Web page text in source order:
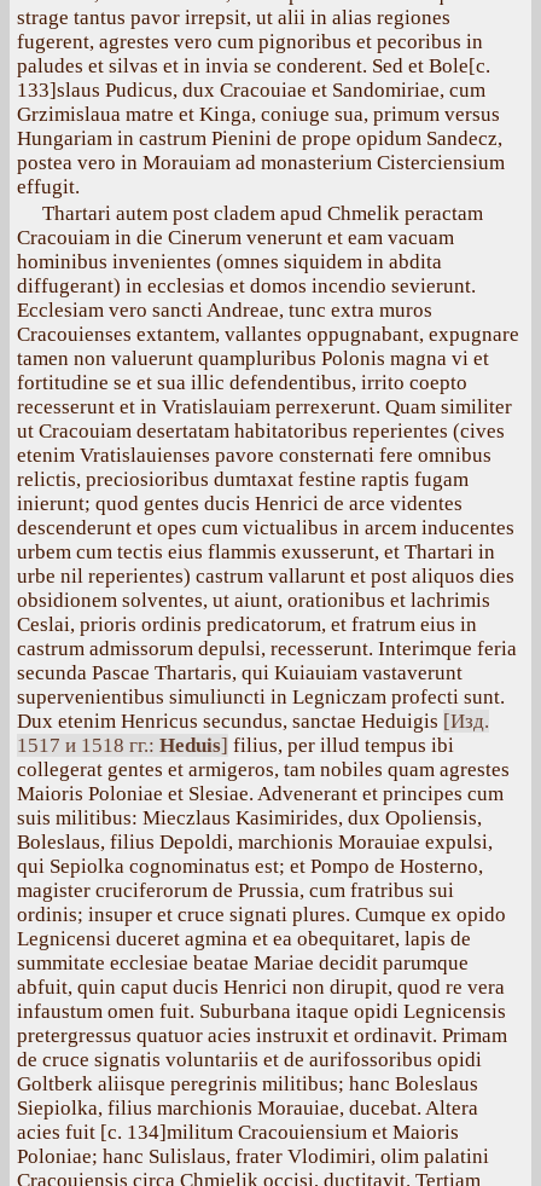
strage tantus pavor irrepsit, ut alii in alias regiones
fugerent, agrestes vero cum pignoribus et pecoribus in
paludes et silvas et in invia se conderent. Sed et Bole[с.
133]slaus Pudicus, dux Cracouiae et Sandomiriae, cum
Grzimislaua matre et Kinga, coniuge sua, primum versus
Hungariam in castrum Pienini de prope opidum Sandecz,
postea vero in Morauiam ad monasterium Cisterciensium
effugit.
Thartari autem post cladem apud Chmelik peractam
Cracouiam in die Cinerum venerunt et eam vacuam
hominibus invenientes (omnes siquidem in abdita
diffugerant) in ecclesias et domos incendio sevierunt.
Ecclesiam vero sancti Andreae, tunc extra muros
Cracouienses extantem, vallantes oppugnabant, expugnare
tamen non valuerunt quampluribus Polonis magna vi et
fortitudine se et sua illic defendentibus, irrito coepto
recesserunt et in Vratislauiam perrexerunt. Quam similiter
ut Cracouiam desertatam habitatoribus reperientes (cives
etenim Vratislauienses pavore consternati fere omnibus
relictis, preciosioribus dumtaxat festine raptis fugam
inierunt; quod gentes ducis Henrici de arce videntes
descenderunt et opes cum victualibus in arcem inducentes
urbem cum tectis eius flammis exusserunt, et Thartari in
urbe nil reperientes) castrum vallarunt et post aliquos dies
obsidionem solventes, ut aiunt, orationibus et lachrimis
Ceslai, prioris ordinis predicatorum, et fratrum eius in
castrum admissorum depulsi, recesserunt. Interimque feria
secunda Pascae Thartaris, qui Kuiauiam vastaverunt
supervenientibus simuliuncti in Legniczam profecti sunt.
Dux etenim Henricus secundus, sanctae Heduigis [Изд.
1517 и 1518 гг.: Heduis] filius, per illud tempus ibi
collegerat gentes et armigeros, tam nobiles quam agrestes
Maioris Poloniae et Slesiae. Advenerant et principes cum
suis militibus: Mieczlaus Kasimirides, dux Opoliensis,
Boleslaus, filius Depoldi, marchionis Morauiae expulsi,
qui Sepiolka cognominatus est; et Pompo de Hosterno,
magister cruciferorum de Prussia, cum fratribus sui
ordinis; insuper et cruce signati plures. Cumque ex opido
Legnicensi duceret agmina et ea obequitaret, lapis de
summitate ecclesiae beatae Mariae decidit parumque
abfuit, quin caput ducis Henrici non dirupit, quod re vera
infaustum omen fuit. Suburbana itaque opidi Legnicensis
pretergressus quatuor acies instruxit et ordinavit. Primam
de cruce signatis voluntariis et de aurifossoribus opidi
Goltberk aliisque peregrinis militibus; hanc Boleslaus
Siepiolka, filius marchionis Morauiae, ducebat. Altera
acies fuit [с. 134]militum Cracouiensium et Maioris
Poloniae; hanc Sulislaus, frater Vlodimiri, olim palatini
Cracouiensis circa Chmielik occisi, ductitavit. Tertiam